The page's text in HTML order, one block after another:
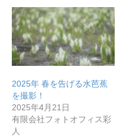
2025年 春を告げる水芭蕉
を撮影！
2025年4月21日
有限会社フォトオフィス彩
人